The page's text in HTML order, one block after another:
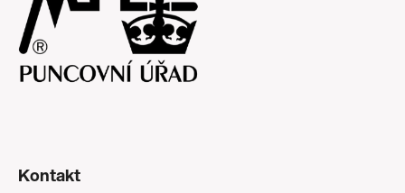
Kontakt